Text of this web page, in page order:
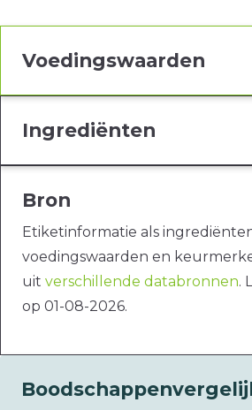
Voedingswaarden
Ingrediënten
Bron
Etiketinformatie als
voedingswaarden en
uit verschillende databronnen.
op 01-08-2026.